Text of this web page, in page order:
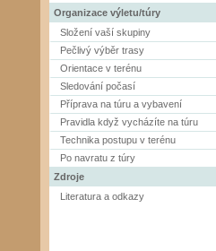
Organizace výletu/túry
Složení vaší skupiny
Pečlivý výběr trasy
Orientace v terénu
Sledování počasí
Příprava na túru a vybavení
Pravidla když vycházíte na túru
Technika postupu v terénu
Po navratu z túry
Zdroje
Literatura a odkazy